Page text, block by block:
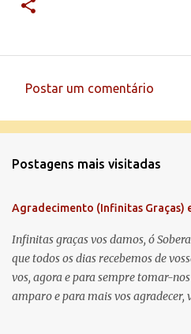
e
t
á
r
i
o
Postar um comentário
Postagens mais visitadas
Agradecimento (Infinitas Graças)
Infinitas graças vos damos, ó
que todos os dias recebemos de
vos, agora e para sempre tomar-
amparo e para mais vos agradecer,